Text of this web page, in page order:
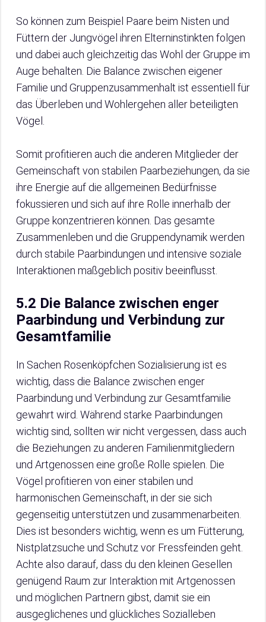
So können zum Beispiel Paare beim Nisten und
Füttern der Jungvögel ihren Elterninstinkten folgen
und dabei auch gleichzeitig das Wohl der Gruppe im
Auge behalten. Die Balance zwischen eigener
Familie und Gruppenzusammenhalt ist essentiell für
das Überleben und Wohlergehen aller beteiligten
Vögel.
Somit profitieren auch die anderen Mitglieder der
Gemeinschaft von stabilen Paarbeziehungen, da sie
ihre Energie auf die allgemeinen Bedürfnisse
fokussieren und sich auf ihre Rolle innerhalb der
Gruppe konzentrieren können. Das gesamte
Zusammenleben und die Gruppendynamik werden
durch stabile Paarbindungen und intensive soziale
Interaktionen maßgeblich positiv beeinflusst.
5.2 Die Balance zwischen enger
Paarbindung und Verbindung zur
Gesamtfamilie
In Sachen Rosenköpfchen Sozialisierung ist es
wichtig, dass die Balance zwischen enger
Paarbindung und Verbindung zur Gesamtfamilie
gewahrt wird. Während starke Paarbindungen
wichtig sind, sollten wir nicht vergessen, dass auch
die Beziehungen zu anderen Familienmitgliedern
und Artgenossen eine große Rolle spielen. Die
Vögel profitieren von einer stabilen und
harmonischen Gemeinschaft, in der sie sich
gegenseitig unterstützen und zusammenarbeiten.
Dies ist besonders wichtig, wenn es um Fütterung,
Nistplatzsuche und Schutz vor Fressfeinden geht.
Achte also darauf, dass du den kleinen Gesellen
genügend Raum zur Interaktion mit Artgenossen
und möglichen Partnern gibst, damit sie ein
ausgeglichenes und glückliches Sozialleben